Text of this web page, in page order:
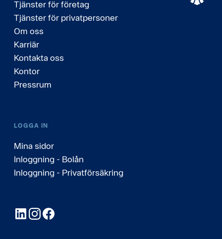
Tjänster för företag
Tjänster för privatpersoner
Om oss
Karriär
Kontakta oss
Kontor
Pressrum
LOGGA IN
Mina sidor
Inloggning - Bolån
Inloggning - Privatförsäkring
LinkedInInstagram